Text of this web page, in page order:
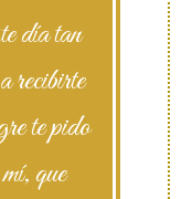
día tan
recibirte
te pido
que